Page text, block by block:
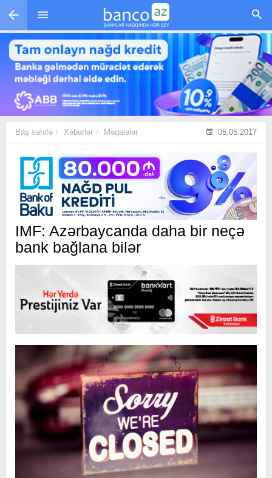
Skip to main content
Baş səhifə Xəbərlər Məqalələr 05.05.2017
IMF: Azərbaycanda daha bir neçə
bank bağlana bilər